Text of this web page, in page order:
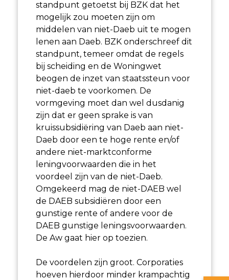
standpunt getoetst bij BZK dat het
mogelijk zou moeten zijn om
middelen van niet-Daeb uit te mogen
lenen aan Daeb. BZK onderschreef dit
standpunt, temeer omdat de regels
bij scheiding en de Woningwet
beogen de inzet van staatssteun voor
niet-daeb te voorkomen. De
vormgeving moet dan wel dusdanig
zijn dat er geen sprake is van
kruissubsidiëring van Daeb aan niet-
Daeb door een te hoge rente en/of
andere niet-marktconforme
leningvoorwaarden die in het
voordeel zijn van de niet-Daeb.
Omgekeerd mag de niet-DAEB wel
de DAEB subsidiëren door een
gunstige rente of andere voor de
DAEB gunstige leningsvoorwaarden.
De Aw gaat hier op toezien.
De voordelen zijn groot. Corporaties
hoeven hierdoor minder krampachtig